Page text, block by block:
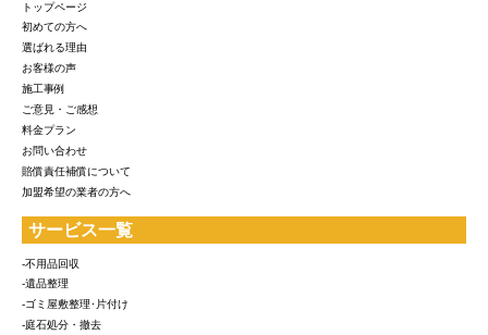
トップページ
初めての方へ
選ばれる理由
お客様の声
施工事例
ご意見・ご感想
料金プラン
お問い合わせ
賠償責任補償について
加盟希望の業者の方へ
サービス一覧
-不用品回収
-遺品整理
-ゴミ屋敷整理･片付け
-庭石処分・撤去